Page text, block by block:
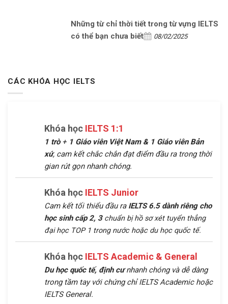
Những từ chỉ thời tiết trong từ vựng IELTS
có thể bạn chưa biết
08/02/2025
CÁC KHÓA HỌC IELTS
Khóa học IELTS 1:1
1 trò+ 1 Giáo viên Việt Nam & 1 Giáo viên Bản
xứ, cam kết chắc chắn đạt điểm đầu ra trong thời
gian rút gọn nhanh chóng.
Khóa học IELTS Junior
Cam kết tối thiểu đầu raIELTS 6.5 dành riêng cho
học sinh cấp 2, 3 chuẩn bị hồ sơ xét tuyển thẳng
đại học TOP 1 trong nước hoặc du học quốc tế.
Khóa học IELTS Academic & General
Du học quốc tế, định cưnhanh chóng và dễ dàng
trong tầm tay với chứng chỉ IELTS Academic hoặc
IELTS General.